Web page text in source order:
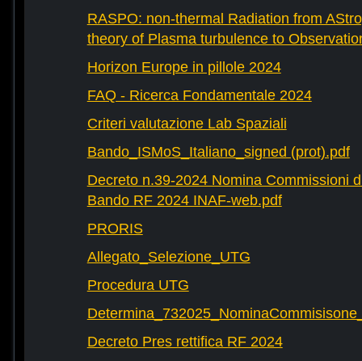
RASPO: non-thermal Radiation from
theory of Plasma turbulence to
Horizon Europe in pillole 2024
FAQ - Ricerca Fondamentale 2024
Criteri valutazione Lab Spaziali
Bando_ISMoS_Italiano_signed (prot).pdf
Decreto n.39-2024 Nomina Commissioni
Bando RF 2024 INAF-web.pdf
PRORIS
Allegato_Selezione_UTG
Procedura UTG
Decreto Pres rettifica RF 2024